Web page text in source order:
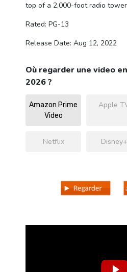
top of a 2,000-foot radio
Rated: PG-13
Release Date: Aug 12, 2022
Où regarder une video
2026 ?
Amazon Prime
Video
Apple
Netflix Disney+